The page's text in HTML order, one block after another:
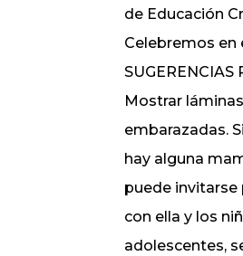
de Educación
Celebremos en
SUGERENCIAS
Mostrar
embarazadas.
hay alguna
puede invitarse
con ella y los
adolescentes,